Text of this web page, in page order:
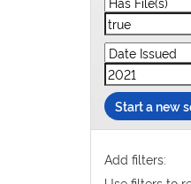
Start a new
Add filters: